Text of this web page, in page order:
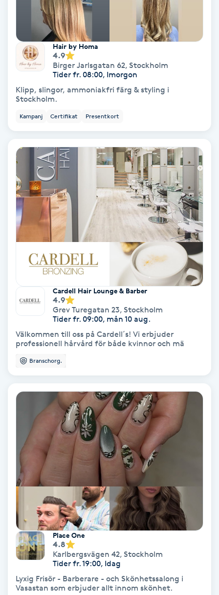
Spa manikyr & pedikyr
Spa-manikyr
Spraytan
Stylist
Sugaring
Svettbehandling
Tuina-massage
Taktil massage
Tandläkare
Tatuering
Tatueringsborttagning
Terapi
Thaimassage
Toning
Torr hårbotten
Torrborstning
Hair by Homa
4.9
Birger Jarlsgatan 62, Stockholm
Tider fr. 08:00, Imorgon
Klipp, slingor, ammoniakfri färg & styling i
Stockholm.
Kampanj Certifikat Presentkort
Cardell Hair Lounge & Barber
4.9
Grev Turegatan 23, Stockholm
Tider fr. 09:00, mån 10 aug.
Välkommen till oss på Cardell´s! Vi erbjuder
professionell hårvård för både kvinnor och mä
Branschorg.
Place One
4.8
Karlbergsvägen 42, Stockholm
Tider fr. 19:00, Idag
Lyxig Frisör - Barberare - och Skönhetssalong i
Vasastan som erbjuder allt innom skönhet.